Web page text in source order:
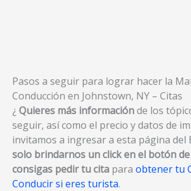
Pasos a seguir para lograr hacer la
Conducción en Johnstown, NY – Citas
¿ Quieres más informaciónde los
seguir, así como el precio y datos de
invitamos a ingresar a esta página del
solo brindarnos un click en el botón
consigas pedir tu cita para obtener tu
Conducir si eres turista.